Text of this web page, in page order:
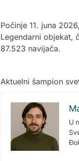
Počinje 11. juna
Legendarni objekat,
87.523 navijača.
Aktuelni šampion
U